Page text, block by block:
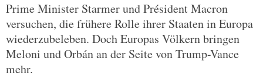
Prime Minister Starmer und Président Macron
versuchen, die frühere Rolle ihrer Staaten in Europa
wiederzubeleben. Doch Europas Völkern bringen
Meloni und Orbán an der Seite von Trump-Vance
mehr.